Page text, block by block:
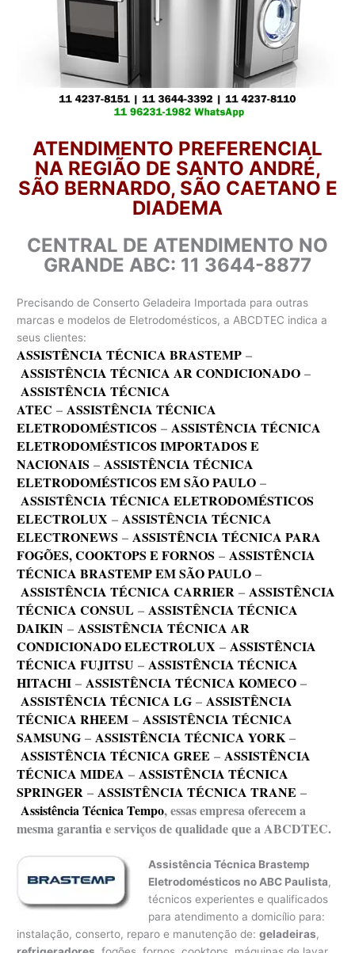
ATENDIMENTO PREFERENCIAL
NA REGIÃO DE SANTO ANDRÉ,
SÃO BERNARDO, SÃO CAETANO E
DIADEMA
CENTRAL DE ATENDIMENTO NO
GRANDE ABC: 11 3644-8877
Precisando de Conserto Geladeira Importada para outras
marcas e modelos de Eletrodomésticos, a ABCDTEC indica a
seus clientes:
ASSISTÊNCIA TÉCNICA BRASTEMP –
ASSISTÊNCIA TÉCNICA AR CONDICIONADO –
ASSISTÊNCIA TÉCNICA
ATEC –ASSISTÊNCIA TÉCNICA
ELETRODOMÉSTICOS –ASSISTÊNCIA TÉCNICA
ELETRODOMÉSTICOS IMPORTADOS E
NACIONAIS –ASSISTÊNCIA TÉCNICA
ELETRODOMÉSTICOS EM SÃO PAULO –
ASSISTÊNCIA TÉCNICA ELETRODOMÉSTICOS
ELECTROLUX –ASSISTÊNCIA TÉCNICA
ELECTRONEWS –ASSISTÊNCIA TÉCNICA PARA
FOGÕES, COOKTOPS E FORNOS –ASSISTÊNCIA
TÉCNICA BRASTEMP EM SÃO PAULO –
ASSISTÊNCIA TÉCNICA CARRIER –ASSISTÊNCIA
TÉCNICA CONSUL –ASSISTÊNCIA TÉCNICA
DAIKIN –ASSISTÊNCIA TÉCNICA AR
CONDICIONADO ELECTROLUX –ASSISTÊNCIA
TÉCNICA FUJITSU –ASSISTÊNCIA TÉCNICA
HITACHI –ASSISTÊNCIA TÉCNICA KOMECO –
ASSISTÊNCIA TÉCNICA LG –ASSISTÊNCIA
TÉCNICA RHEEM –ASSISTÊNCIA TÉCNICA
SAMSUNG –ASSISTÊNCIA TÉCNICA YORK–
ASSISTÊNCIA TÉCNICA GREE –ASSISTÊNCIA
TÉCNICA MIDEA –ASSISTÊNCIA TÉCNICA
SPRINGER –ASSISTÊNCIA TÉCNICA TRANE –
Assistência Técnica Tempo, essas empresa oferecem a
mesma garantia e serviços de qualidade que a ABCDTEC.
Assistência Técnica Brastemp
Eletrodomésticos no ABC Paulista,
técnicos experientes e qualificados
para atendimento a domicílio para:
instalação, conserto, reparo e manutenção de:geladeiras,